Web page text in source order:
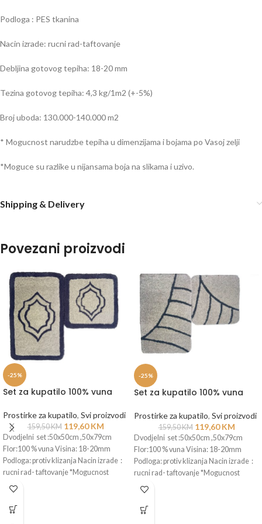
Podloga : PES tkanina
Nacin izrade: rucni rad-taftovanje
Debljina gotovog tepiha: 18-20 mm
Tezina gotovog tepiha: 4,3 kg/1m2 (+-5%)
Broj uboda: 130.000-140.000 m2
* Mogucnost narudzbe tepiha u dimenzijama i bojama po Vasoj zelji
*Moguce su razlike u nijansama boja na slikama i uzivo.
Shipping & Delivery
Povezani proizvodi
-25%
Set za kupatilo 100% vuna
Prostirke za kupatilo, Svi proizvodi
159,50KM 119,60KM
Dvodjelni set :50x50cm ,50x79cm
Flor:100 % vuna Visina: 18-20mm
Podloga: protiv klizanja Nacin izrade :
rucni rad- taftovanje *Mogucnost
izrade
-25%
Set za kupatilo 100% vuna
Prostirke za kupatilo, Svi proizvodi
159,50KM 119,60KM
Dvodjelni set :50x50cm ,50x79cm
Flor:100 % vuna Visina: 18-20mm
Podloga: protiv klizanja Nacin izrade :
rucni rad- taftovanje *Mogucnost
izrade